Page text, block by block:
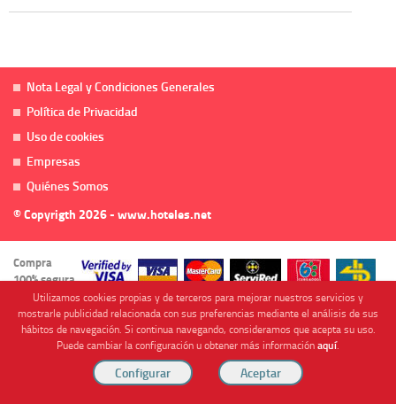
Nota Legal y Condiciones Generales
Política de Privacidad
Uso de cookies
Empresas
Quiénes Somos
© Copyrigth 2026 - www.hoteles.net
Compra
100% segura
Cofinanciado por
Utilizamos cookies propias y de terceros para mejorar nuestros servicios y
mostrarle publicidad relacionada con sus preferencias mediante el análisis de sus
hábitos de navegación. Si continua navegando, consideramos que acepta su uso.
Puede cambiar la configuración u obtener más informaciónaquí.